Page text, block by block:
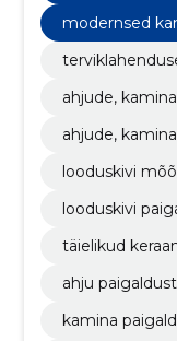
instruktaaziga.
modernsed
ahjude,
ahjude,
looduskivi
looduskivi
täielikud
ahju
kamina